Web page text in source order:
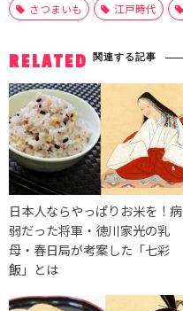
さつまいも 江戸時代
RELATED 関連する記事
日本人ならやっぱりお米を！病
弱だった将軍・徳川家光の乳
母・春日局が考案した「七彩
飯」とは